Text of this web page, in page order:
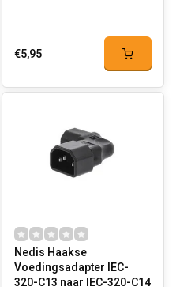
€5,95
Nedis Haakse
Voedingsadapter IEC-
320-C13 naar IEC-320-C14